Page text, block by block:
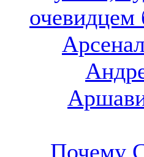
очевидцем
Почему